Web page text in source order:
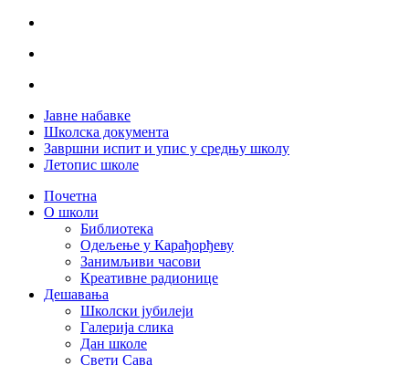
Јавне набавке
Школска документа
Завршни испит и упис у средњу школу
Летопис школе
Почетна
О школи
Библиотека
Одељење у Карађорђеву
Занимљиви часови
Креативне радионице
Дешавања
Школски јубилеји
Галерија слика
Дан школе
Свети Сава